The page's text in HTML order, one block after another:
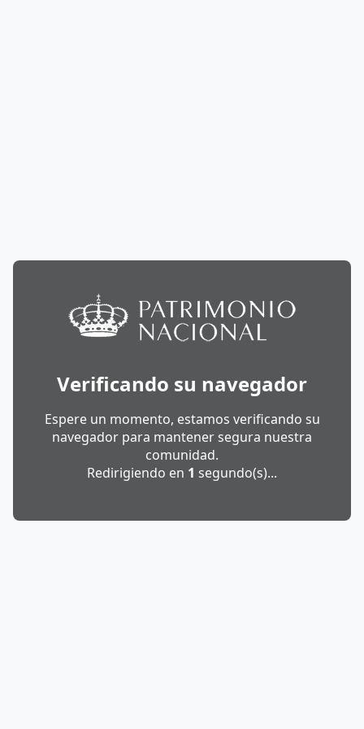
Verificando su navegador
Espere un momento, estamos verificando su
navegador para mantener segura nuestra
comunidad.
Redirigiendo en 1 segundo(s)...